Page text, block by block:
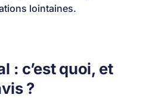
lointaines.
: c’est quoi, et
?